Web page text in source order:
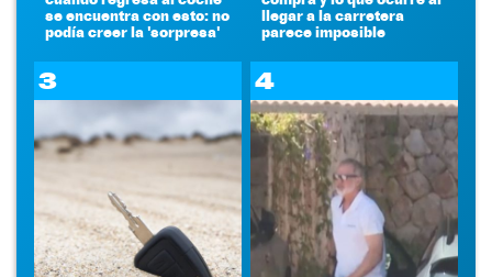
se encuentra con esto: no
podía creer la 'sorpresa'
llegar a la carretera
parece imposible
3 4